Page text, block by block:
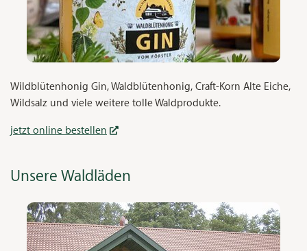
Wildblütenhonig Gin, Waldblütenhonig, Craft-Korn Alte Eiche,
Wildsalz und viele weitere tolle Waldprodukte.
jetzt online bestellen
Unsere Waldläden